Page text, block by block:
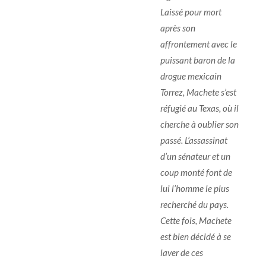
Laissé pour mort
après son
affrontement avec le
puissant baron de la
drogue mexicain
Torrez, Machete s’est
réfugié au Texas, où il
cherche à oublier son
passé. L’assassinat
d’un sénateur et un
coup monté font de
lui l’homme le plus
recherché du pays.
Cette fois, Machete
est bien décidé à se
laver de ces